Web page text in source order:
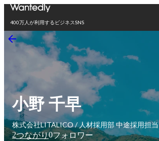
400万人が利用するビジネスSNS
小野 千早
株式会社LITALICO / 人材採用部 中途採用担当
2つながり0フォロワー